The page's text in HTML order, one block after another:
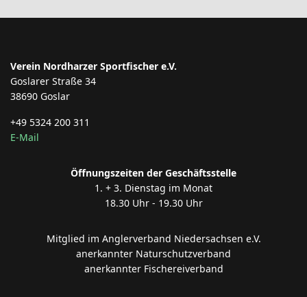
Verein Nordharzer Sportfischer e.V.
Goslarer Straße 34
38690 Goslar
+49 5324 200 311
E-Mail
Öffnungszeiten der Geschäftsstelle
1. + 3. Dienstag im Monat
18.30 Uhr - 19.30 Uhr
Mitglied im Anglerverband Niedersachsen e.V.
anerkannter Naturschutzverband
anerkannter Fischereiverband